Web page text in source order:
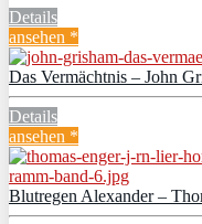
Details
ansehen *
Das Vermächtnis – John
Details
ansehen *
Blutregen Alexander –